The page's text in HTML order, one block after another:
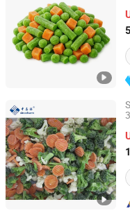
Shandong, China
Xiamen Sinocharm Co.,
Fujian, China